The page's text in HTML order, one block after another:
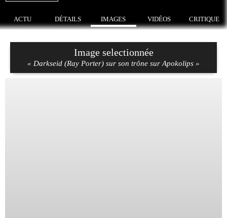
ACTU DÉTAILS IMAGES VIDÉOS CRITIQUE
Image selectionnée
« Darkseid (Ray Porter) sur son trône sur Apokolips »